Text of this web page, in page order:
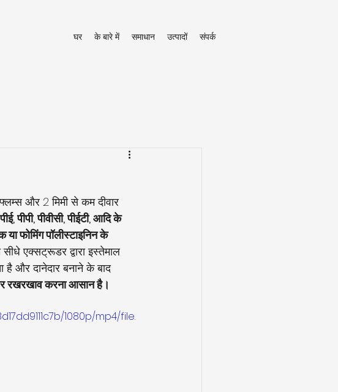
घर के बारे में समाधान उत्पादों संपर्क
और 2 मिमी से कम दीवार
पीपी, पीवीसी, पीईटी, आदि के
या फोमिंग पॉलीस्टाइनिन के
सीधे एक्सट्रूडर द्वारा इस्तेमाल
है और दानेदार बनाने के बाद
रखरखाव करना आसान है।
1080p/mp4/file.